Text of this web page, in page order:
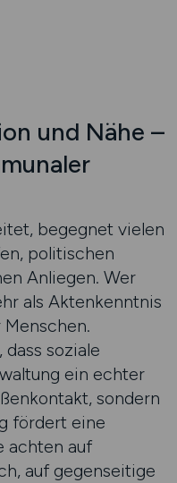
und Nähe –
begegnet vielen
politischen
Anliegen. Wer
als Aktenkenntnis
dass soziale
ein echter
sondern
fördert eine
achten auf
auf gegenseitige